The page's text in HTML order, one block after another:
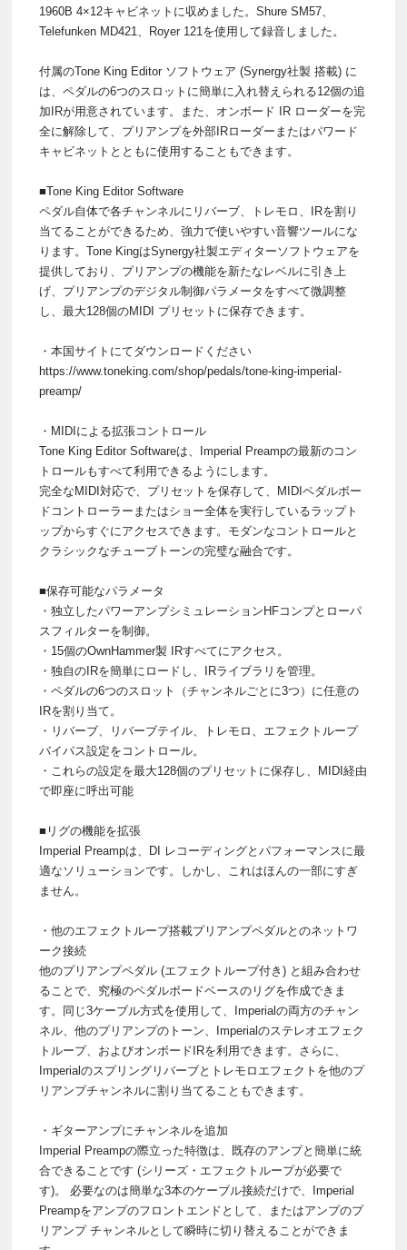
1960B 4×12キャビネットに収めました。Shure SM57、
Telefunken MD421、Royer 121を使用して録音しました。
付属のTone King Editor ソフトウェア (Synergy社製 搭載) に
は、ペダルの6つのスロットに簡単に入れ替えられる12個の追
加IRが用意されています。また、オンボード IR ローダーを完
全に解除して、プリアンプを外部IRローダーまたはパワード
キャビネットとともに使用することもできます。
■Tone King Editor Software
ペダル自体で各チャンネルにリバーブ、トレモロ、IRを割り
当てることができるため、強力で使いやすい音響ツールにな
ります。Tone KingはSynergy社製エディターソフトウェアを
提供しており、プリアンプの機能を新たなレベルに引き上
げ、プリアンプのデジタル制御パラメータをすべて微調整
し、最大128個のMIDI プリセットに保存できます。
・本国サイトにてダウンロードください
https://www.toneking.com/shop/pedals/tone-king-imperial-
preamp/
・MIDIによる拡張コントロール
Tone King Editor Softwareは、Imperial Preampの最新のコン
トロールもすべて利用できるようにします。
完全なMIDI対応で、プリセットを保存して、MIDIペダルボー
ドコントローラーまたはショー全体を実行しているラップト
ップからすぐにアクセスできます。モダンなコントロールと
クラシックなチューブトーンの完璧な融合です。
■保存可能なパラメータ
・独立したパワーアンプシミュレーションHFコンプとローパ
スフィルターを制御。
・15個のOwnHammer製 IRすべてにアクセス。
・独自のIRを簡単にロードし、IRライブラリを管理。
・ペダルの6つのスロット（チャンネルごとに3つ）に任意の
IRを割り当て。
・リバーブ、リバーブテイル、トレモロ、エフェクトループ
バイパス設定をコントロール。
・これらの設定を最大128個のプリセットに保存し、MIDI経由
で即座に呼出可能
■リグの機能を拡張
Imperial Preampは、DI レコーディングとパフォーマンスに最
適なソリューションです。しかし、これはほんの一部にすぎ
ません。
・他のエフェクトループ搭載プリアンプペダルとのネットワ
ーク接続
他のプリアンプペダル (エフェクトループ付き) と組み合わせ
ることで、究極のペダルボードベースのリグを作成できま
す。同じ3ケーブル方式を使用して、Imperialの両方のチャン
ネル、他のプリアンプのトーン、Imperialのステレオエフェク
トループ、およびオンボードIRを利用できます。さらに、
Imperialのスプリングリバーブとトレモロエフェクトを他のプ
リアンプチャンネルに割り当てることもできます。
・ギターアンプにチャンネルを追加
Imperial Preampの際立った特徴は、既存のアンプと簡単に統
合できることです (シリーズ・エフェクトループが必要で
す)。 必要なのは簡単な3本のケーブル接続だけで、Imperial
Preampをアンプのフロントエンドとして、またはアンプのプ
リアンプ チャンネルとして瞬時に切り替えることができま